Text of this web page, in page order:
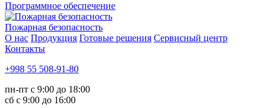
Программное обеспечение
Пожарная безопасность
О нас Продукция Готовые решения Сервисный центр
Контакты
+998 55 508-91-80
пн-пт с 9:00 до 18:00
сб с 9:00 до 16:00